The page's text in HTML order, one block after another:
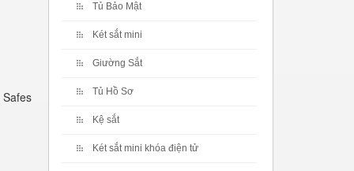
Tủ Bảo Mật
Két sắt mini
Giường Sắt
Tủ Hồ Sơ
Kệ sắt
Két sắt mini khóa điện tử